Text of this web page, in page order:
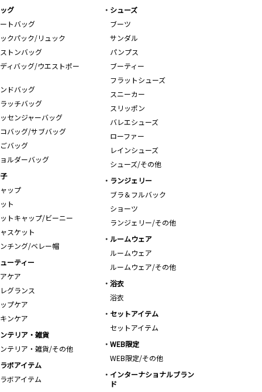
グ
トバッグ
クパック/リュック
トンバッグ
ィバッグ/ウエストポー
ドバッグ
ッチバッグ
センジャーバッグ
バッグ/サブバッグ
バッグ
ルダーバッグ
シューズ
ブーツ
サンダル
パンプス
ブーティー
フラットシューズ
スニーカー
スリッポン
バレエシューズ
ローファー
レインシューズ
シューズ/その他
ップ
ト
トキャップ/ビーニー
スケット
チング/ベレー帽
ランジェリー
ブラ＆フルバック
ショーツ
ランジェリー/その他
ルームウェア
ルームウェア
ルームウェア/その他
ーティー
ケア
グランス
プケア
ンケア
浴衣
浴衣
セットアイテム
セットアイテム
テリア・雑貨
テリア・雑貨/その他
WEB限定
WEB限定/その他
ボアイテム
ボアイテム
インターナショナルブラン
ド